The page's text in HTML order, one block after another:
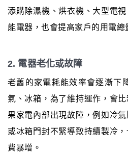
添購除濕機、烘衣機、大型電
能電器，也會提高家戶的用電總
2. 電器老化或故障
老舊的家電耗能效率會逐漸下
氣、冰箱，為了維持運作，會
果家電內部出現故障，例如冷
或冰箱門封不緊導致持續製冷
費暴增。